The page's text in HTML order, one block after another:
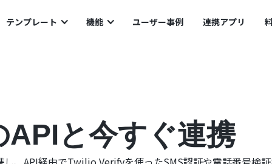
テンプレート 機能 ユーザー事例 連携アプリ
と今すぐ連携